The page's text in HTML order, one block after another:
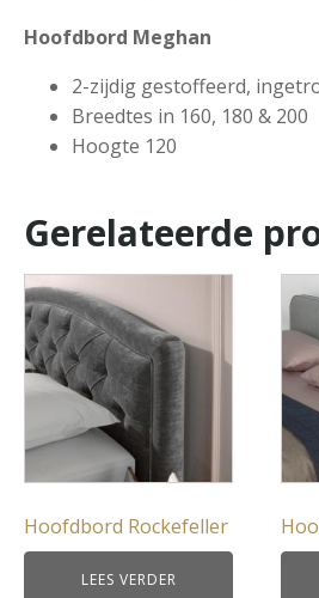
Hoofdbord Meghan
2-zijdig gestoffeerd,
Breedtes in 160, 180 & 200
Hoogte 120
Gerelateerde
Hoofdbord Rockefeller
LEES VERDER